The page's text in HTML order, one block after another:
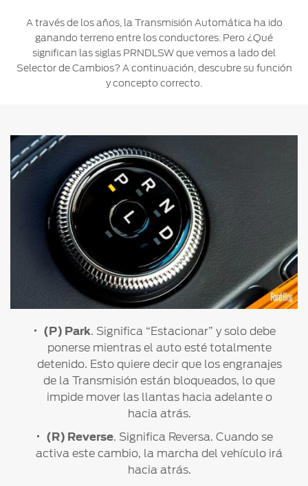
Ford
Custom
Garage
Catálogos
Accesorios
Ford
Credit
Vehículos
Comerciales
Descubre
Tu Ford
Distribuidor
Seminuevos
Certificados
Ford
D-
Tect
Precio de
Mantenimiento
Programa de
Mantenimiento
Vehículos
Comerciales
Motorcraft®
Cita de
Servicio
Promociones
de Servicio
a
Revisión
Garantía
en
Partes
Soporte
Técnico
Soporte
SYNC ®
Desempeño
Seguridad
Cambiar
Contraseña
A través de los años, la Transmisión Automática ha ido
ganando terreno entre los conductores. Pero ¿Qué
significan las siglas PRNDLSW que vemos a lado del
Selector de Cambios? A continuación, descubre su función
y concepto correcto.
(P) Park. Significa “Estacionar” y solo debe
ponerse mientras el auto esté totalmente
detenido. Esto quiere decir que los engranajes
de la Transmisión están bloqueados, lo que
impide mover las llantas hacia adelante o
hacia atrás.
(R) Reverse. Significa Reversa. Cuando se
activa este cambio, la marcha del vehículo irá
hacia atrás.